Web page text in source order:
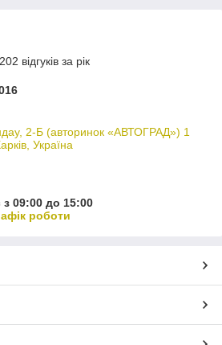
відгуків за рік
2-Б (авторинок «АВТОГРАД») 1
Україна
09:00 до 15:00
роботи